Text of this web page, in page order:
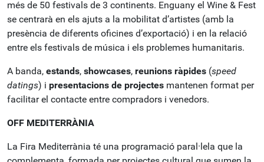
més de 50 festivals de 3 continents. Enguany el Wine & Fest
se centrarà en els ajuts a la mobilitat d’artistes (amb la
presència de diferents oficines d’exportació) i en la relació
entre els festivals de música i els problemes humanitaris.
A banda, estands, showcases, reunions ràpides (speed
datings) i presentacions de projectes mantenen format per
facilitar el contacte entre compradors i venedors.
OFF MEDITERRÀNIA
La Fira Mediterrània té una programació paral·lela que la